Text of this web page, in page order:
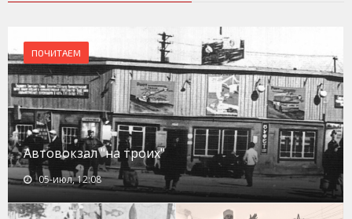
ПОЧИТАЕМ
Автовокзал "на троих"
05-июл, 12:08